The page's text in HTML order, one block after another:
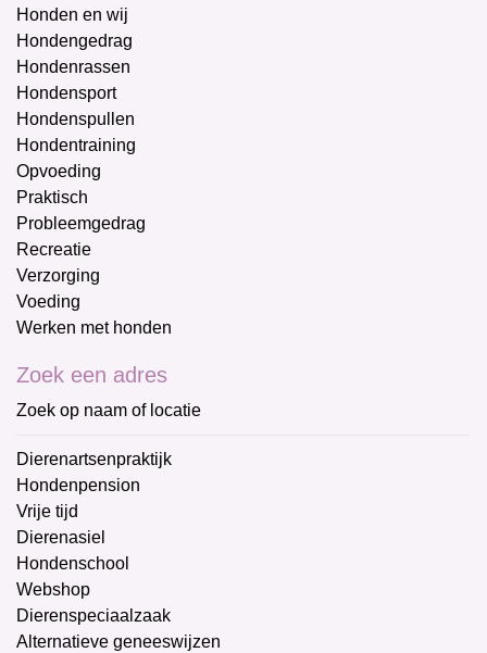
Honden en wij
Hondengedrag
Hondenrassen
Hondensport
Hondenspullen
Hondentraining
Opvoeding
Praktisch
Probleemgedrag
Recreatie
Verzorging
Voeding
Werken met honden
Zoek een adres
Zoek op naam of locatie
Dierenartsenpraktijk
Hondenpension
Vrije tijd
Dierenasiel
Hondenschool
Webshop
Dierenspeciaalzaak
Alternatieve geneeswijzen